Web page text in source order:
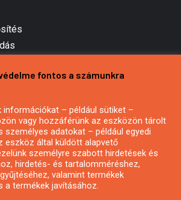
vagy hírlevél
fontos a számunkra
információkat – például sütiket –
vagy hozzáférünk az eszközön tárolt
személyes adatokat – például egyedi
eszköz által küldött alapvető
személyre szabott hirdetések és
hirdetés- és tartalomméréshez,
valamint termékek
a termékek javításához.